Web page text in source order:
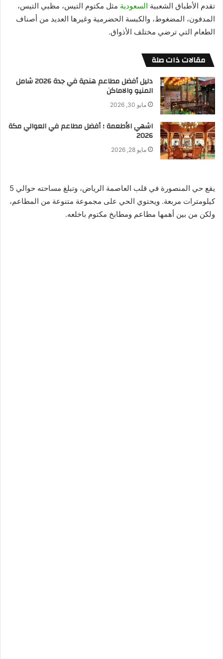
تقدم الأطباق الشعبية السعودية مثل مكتوم التيس، مظبي التيس،
المدفون، المضغوط، والكبسة الحضرمية وغيرها العديد من أصناف
الطعام التي ترضي مختلف الأذواق.
مقالات ذات صلة
دليل أفضل مطاعم هندية في جدة 2026 شامل
المنيو والاماكن
مايو 30, 2026
اشهي الأطعمة ؛ أفضل مطاعم في العوالي مكة
2026
مايو 28, 2026
يقع حي المنصورة في قلب العاصمة الرياض، وتبلغ مساحته حوالي 5
كيلومترات مربعة. ويحتوي الحي على مجموعة متنوعة من المطاعم،
ولكن من بين أهمها مطاعم ومطابخ مكتوم باخلعه.